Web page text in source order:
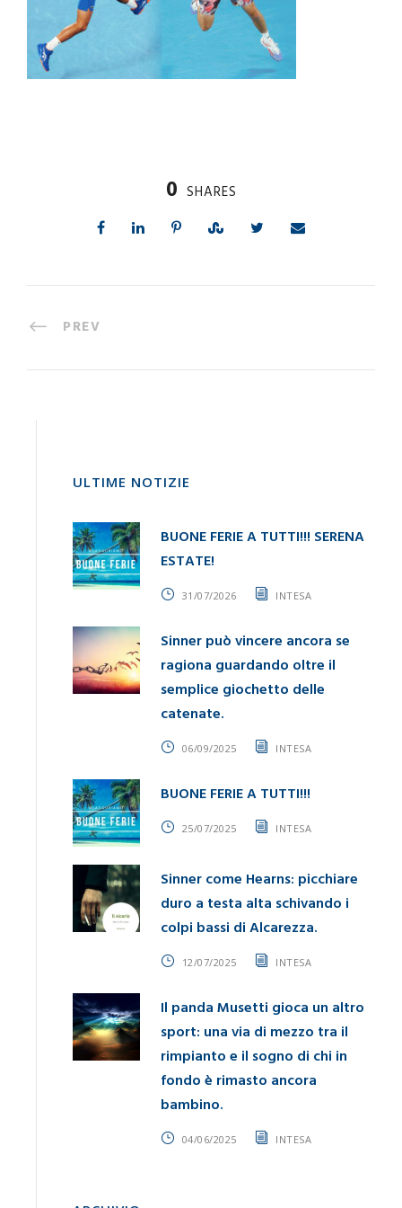
0 SHARES
PREV
ULTIME NOTIZIE
BUONE FERIE A TUTTI!!! SERENA
ESTATE!
31/07/2026 INTESA
Sinner può vincere ancora se
ragiona guardando oltre il
semplice giochetto delle
catenate.
06/09/2025 INTESA
BUONE FERIE A TUTTI!!!
25/07/2025 INTESA
Sinner come Hearns: picchiare
duro a testa alta schivando i
colpi bassi di Alcarezza.
12/07/2025 INTESA
Il panda Musetti gioca un altro
sport: una via di mezzo tra il
rimpianto e il sogno di chi in
fondo è rimasto ancora
bambino.
04/06/2025 INTESA